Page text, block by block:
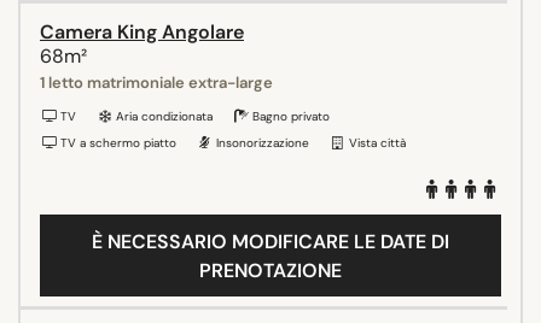
Camera King Angolare
68m²
1 letto matrimoniale extra-large
TV Aria condizionata
Bagno privato
TV a schermo piatto
Insonorizzazione Vista città
È NECESSARIO MODIFICARE LE DATE DI
PRENOTAZIONE